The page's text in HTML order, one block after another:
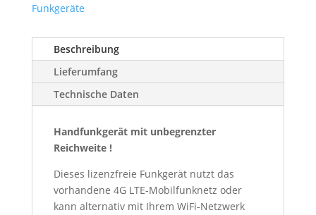
Funkgeräte
Beschreibung
Lieferumfang
Technische Daten
Handfunkgerät mit unbegrenzter
Reichweite !
Dieses lizenzfreie Funkgerät nutzt das
vorhandene 4G LTE-Mobilfunknetz oder
kann alternativ mit Ihrem WiFi-Netzwerk